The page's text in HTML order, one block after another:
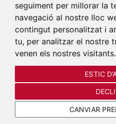
seguiment per millorar la
navegació al nostre lloc
contingut personalitzat i
tu, per analitzar el nostre
venen els nostres visitants.
ESTIC
CANVIAR